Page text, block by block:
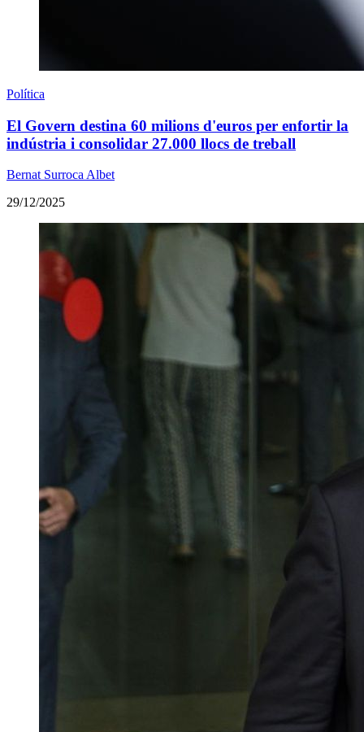
Política
El Govern destina 60 milions d'euros per enfortir la
indústria i consolidar 27.000 llocs de treball
Bernat Surroca Albet
29/12/2025